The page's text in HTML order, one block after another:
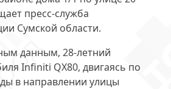
пресс-служба
Сумской области.
данным, 28-летний
Infiniti QX80, двигаясь по
в направлении улицы